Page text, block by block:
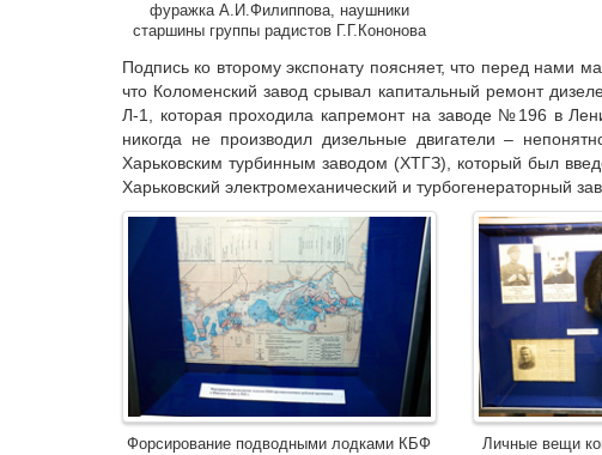
фуражка А.И.Филиппова, наушники
старшины группы радистов Г.Г.Кононова
Подпись ко второму экспонату поясняет, что перед нами
что Коломенский завод срывал капитальный ремонт
Л-1, которая проходила капремонт на заводе №196 в
никогда не производил дизельные двигатели –
Харьковским турбинным заводом (ХТГЗ), который был
Харьковский электромеханический и турбогенераторный
Форсирование подводными лодками КБФ
Личные вещи